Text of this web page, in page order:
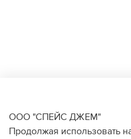
ООО "СПЕЙС ДЖЕМ"
Продолжая использовать